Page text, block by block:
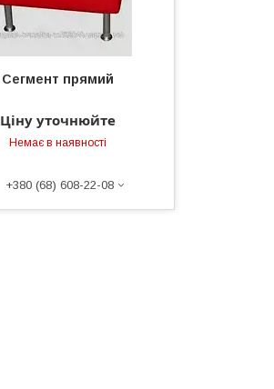
Сегмент прямий
Ціну уточнюйте
Немає в наявності
+380 (68) 608-22-08